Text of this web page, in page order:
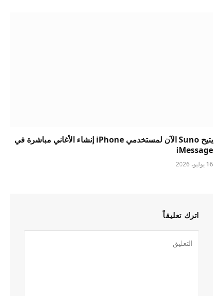
يتيح Suno الآن لمستخدمي iPhone إنشاء الأغاني مباشرة في
iMessage
16 يوليو، 2026
اترك تعليقاً